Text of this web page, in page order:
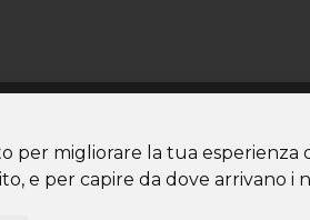
per migliorare la tua
e per capire da dove arrivano i